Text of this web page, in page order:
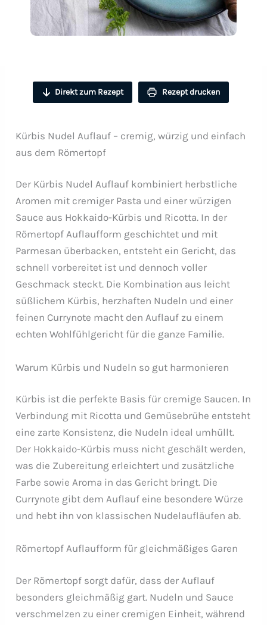
Direkt zum Rezept Rezept drucken
Kürbis Nudel Auflauf – cremig, würzig und einfach
aus dem Römertopf
Der Kürbis Nudel Auflauf kombiniert herbstliche
Aromen mit cremiger Pasta und einer würzigen
Sauce aus Hokkaido-Kürbis und Ricotta. In der
Römertopf Auflaufform geschichtet und mit
Parmesan überbacken, entsteht ein Gericht, das
schnell vorbereitet ist und dennoch voller
Geschmack steckt. Die Kombination aus leicht
süßlichem Kürbis, herzhaften Nudeln und einer
feinen Currynote macht den Auflauf zu einem
echten Wohlfühlgericht für die ganze Familie.
Warum Kürbis und Nudeln so gut harmonieren
Kürbis ist die perfekte Basis für cremige Saucen. In
Verbindung mit Ricotta und Gemüsebrühe entsteht
eine zarte Konsistenz, die Nudeln ideal umhüllt.
Der Hokkaido-Kürbis muss nicht geschält werden,
was die Zubereitung erleichtert und zusätzliche
Farbe sowie Aroma in das Gericht bringt. Die
Currynote gibt dem Auflauf eine besondere Würze
und hebt ihn von klassischen Nudelaufläufen ab.
Römertopf Auflaufform für gleichmäßiges Garen
Der Römertopf sorgt dafür, dass der Auflauf
besonders gleichmäßig gart. Nudeln und Sauce
verschmelzen zu einer cremigen Einheit, während